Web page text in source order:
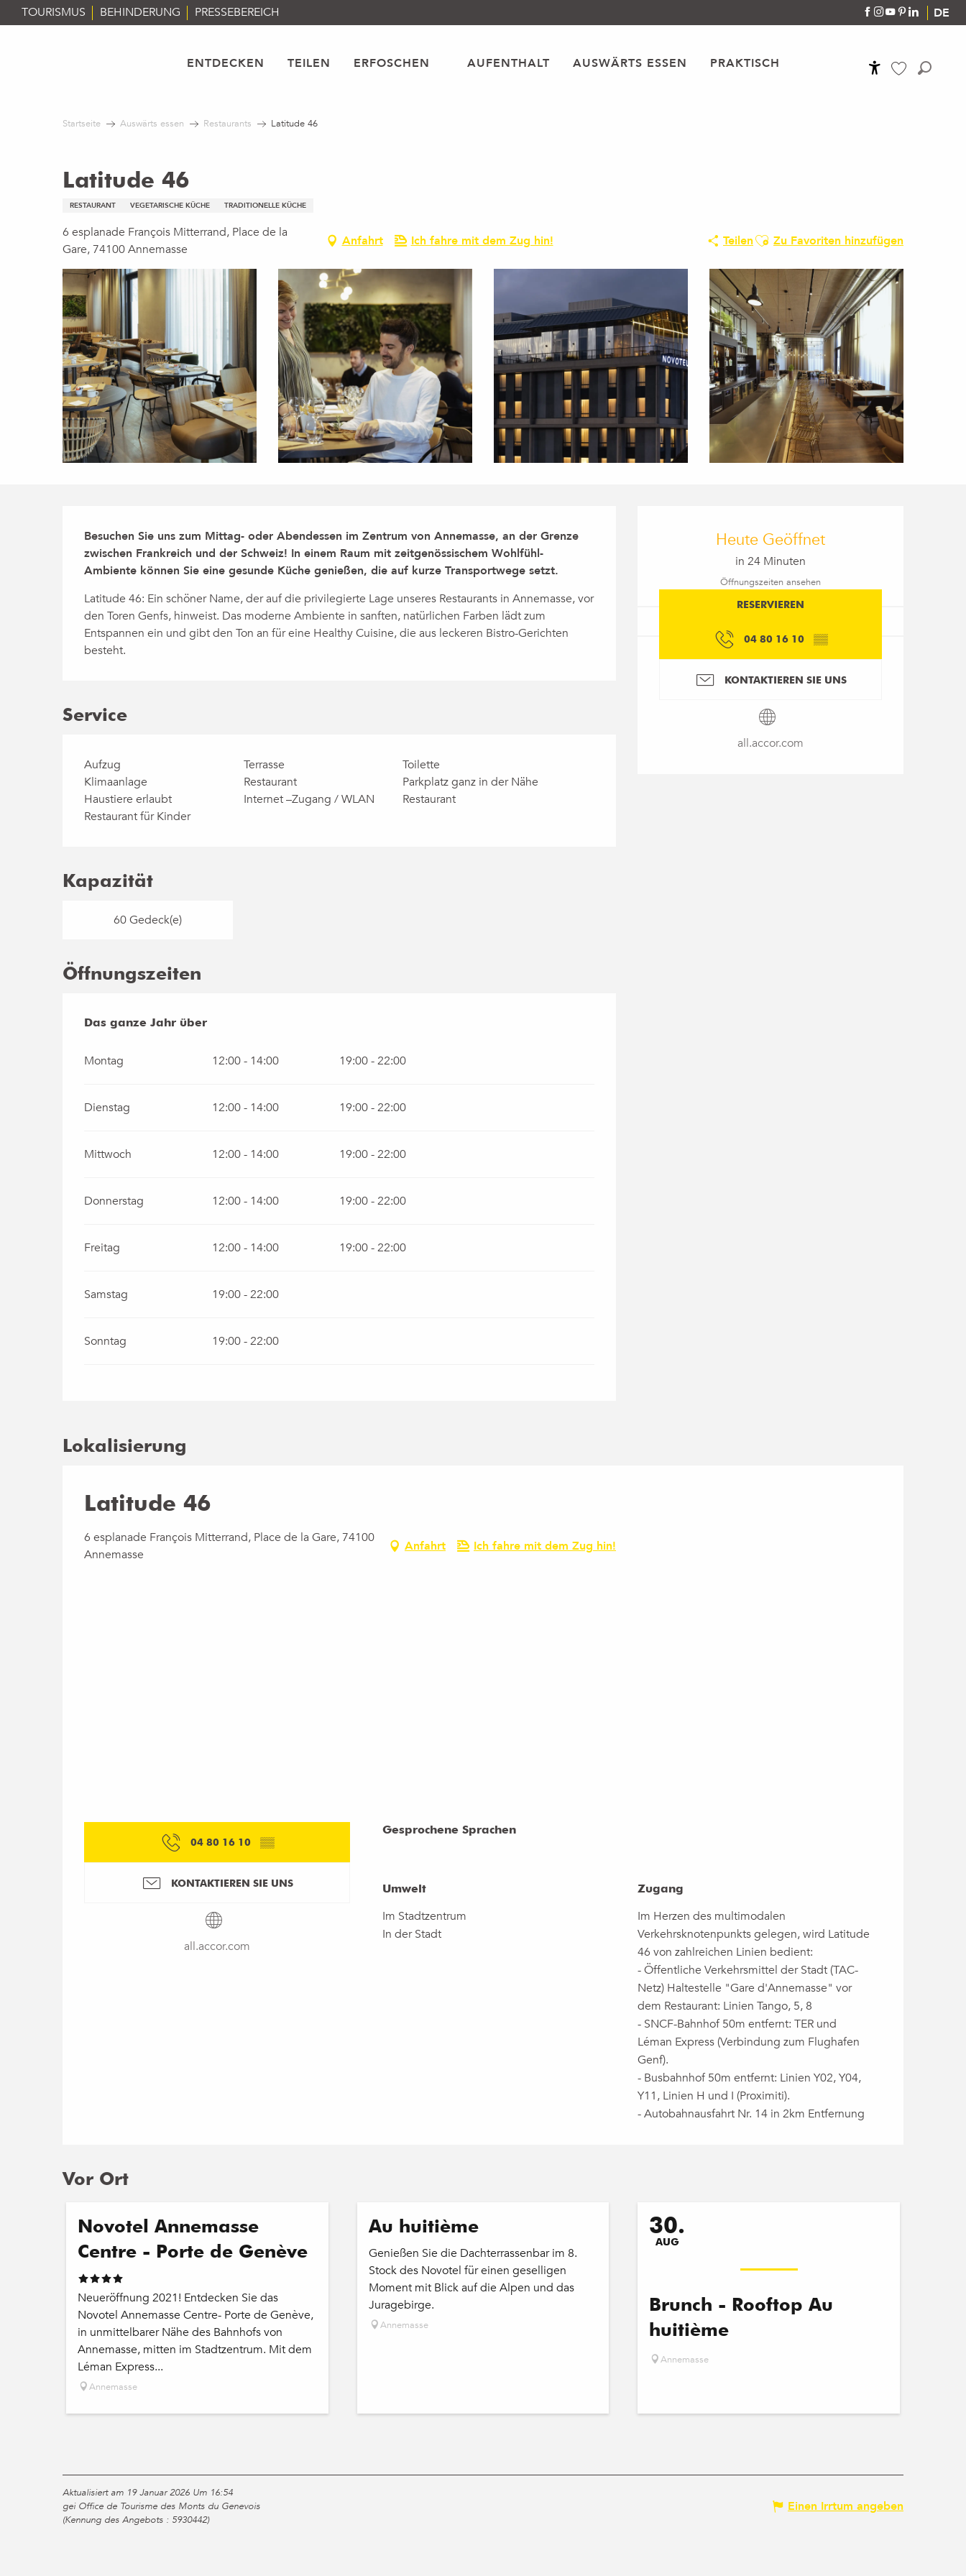
Aller
au
DE
TOURISMUS BEHINDERUNG PRESSEBEREICH
ENTDECKEN TEILEN ERFOSCHEN AUFENTHALT AUSWÄRTS ESSEN PRAKTISCH
Startseite Auswärts essen Restaurants Latitude 46
Latitude 46
RESTAURANT VEGETARISCHE KÜCHE TRADITIONELLE KÜCHE
6 esplanade François Mitterrand, Place de la
Gare, 74100 Annemasse
Anfahrt Ich fahre mit dem Zug hin! TeilenAjouter aux favoris
Zu Favoriten hinzufügen
Öffnungszeiten &
Heute Geöffnet
in 24 Minuten
Öffnungszeiten ansehen
RESERVIEREN
04 80 16 10 ▒▒
KONTAKTIEREN SIE UNS
all.accor.com
Beschreibung
Besuchen Sie uns zum Mittag- oder Abendessen im Zentrum von Annemasse, an der Grenze
zwischen Frankreich und der Schweiz! In einem Raum mit zeitgenössischem Wohlfühl-
Ambiente können Sie eine gesunde Küche genießen, die auf kurze Transportwege setzt.
Latitude 46: Ein schöner Name, der auf die privilegierte Lage unseres Restaurants in Annemasse, vor
den Toren Genfs, hinweist. Das moderne Ambiente in sanften, natürlichen Farben lädt zum
Entspannen ein und gibt den Ton an für eine Healthy Cuisine, die aus leckeren Bistro-Gerichten
besteht.
Service
Aufzug Terrasse
Toilette
Klimaanlage
Restaurant
Parkplatz ganz in der Nähe
Haustiere erlaubt
Internet –Zugang / WLAN
Restaurant
Restaurant für Kinder
Kapazität
60 Gedeck(e)
Öffnungszeiten
Das ganze Jahr über
Das ganze Jahr über
Montag 12:00 - 14:00 19:00 - 22:00
Dienstag 12:00 - 14:00 19:00 - 22:00
Mittwoch 12:00 - 14:00 19:00 - 22:00
Donnerstag 12:00 - 14:00 19:00 - 22:00
Freitag 12:00 - 14:00 19:00 - 22:00
Samstag 19:00 - 22:00
Sonntag 19:00 - 22:00
Lokalisierung
Latitude 46
6 esplanade François Mitterrand, Place de la Gare, 74100
Annemasse
Anfahrt Ich fahre mit dem Zug hin!
04 80 16 10 ▒▒
KONTAKTIEREN SIE UNS
all.accor.com
Gesprochene Sprachen
Gesprochene Sprachen
Umwelt
Umwelt
Im Stadtzentrum
In der Stadt
Zugang
Zugang
Im Herzen des multimodalen
Verkehrsknotenpunkts gelegen, wird Latitude
46 von zahlreichen Linien bedient:
- Öffentliche Verkehrsmittel der Stadt (TAC-
Netz) Haltestelle "Gare d'Annemasse" vor
dem Restaurant: Linien Tango, 5, 8
- SNCF-Bahnhof 50m entfernt: TER und
Léman Express (Verbindung zum Flughafen
Genf).
- Busbahnhof 50m entfernt: Linien Y02, Y04,
Y11, Linien H und I (Proximiti).
- Autobahnausfahrt Nr. 14 in 2km Entfernung
Vor Ort
Novotel Annemasse
Centre - Porte de Genève
Neueröffnung 2021! Entdecken Sie das
Novotel Annemasse Centre- Porte de Genève,
in unmittelbarer Nähe des Bahnhofs von
Annemasse, mitten im Stadtzentrum. Mit dem
Léman Express...
Annemasse
Au huitième
Genießen Sie die Dachterrassenbar im 8.
Stock des Novotel für einen geselligen
Moment mit Blick auf die Alpen und das
Juragebirge.
Annemasse
30.
AUG
Brunch - Rooftop Au
huitième
Annemasse
Aktualisiert am 19 Januar 2026 Um 16:54
gei Office de Tourisme des Monts du Genevois
(Kennung des Angebots : 5930442)
Einen Irrtum angeben